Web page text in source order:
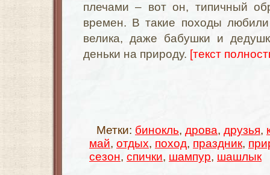
плечами – вот он, типичный
времен. В такие походы
велика, даже бабушки и
деньки на природу. [текст
Метки: бинокль, дрова, друзья,
май, отдых, поход, праздник,
сезон, спички, шампур, шашлык